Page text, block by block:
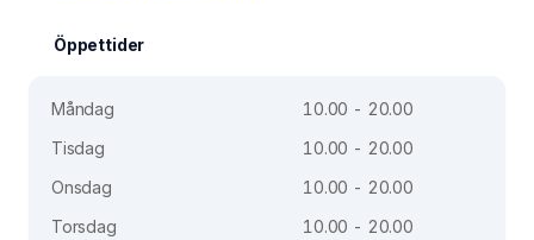
Öppettider
Måndag
10.00 - 20.00
Tisdag
10.00 - 20.00
Onsdag
10.00 - 20.00
Torsdag
10.00 - 20.00